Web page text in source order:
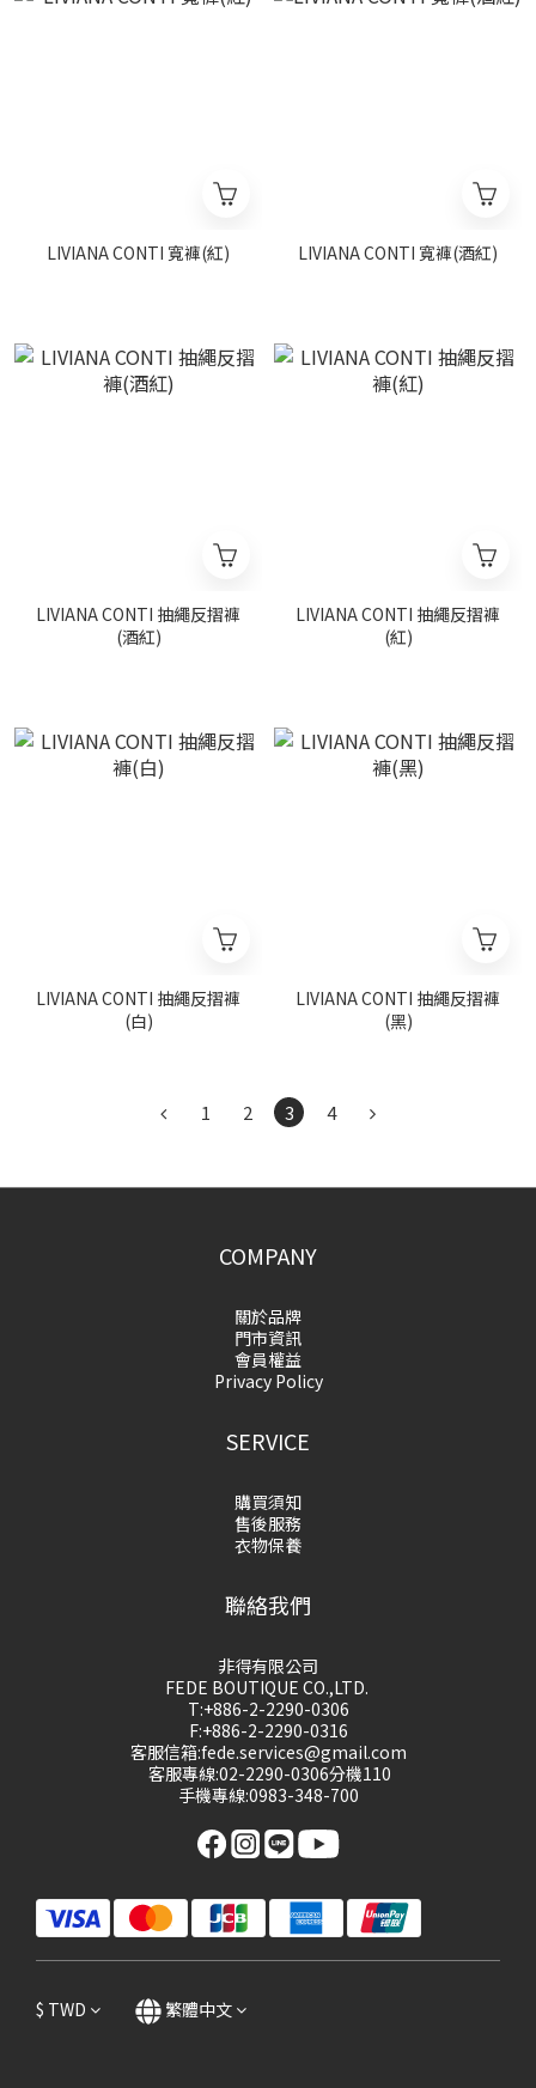
LIVIANA CONTI 寬褲(紅) LIVIANA CONTI 寬褲(酒紅)
LIVIANA CONTI 抽繩反摺褲
(酒紅)
LIVIANA CONTI 抽繩反摺褲
(紅)
LIVIANA CONTI 抽繩反摺褲
(白)
LIVIANA CONTI 抽繩反摺褲
(黑)
1 2 3 4
COMPANY
關於品牌
門市資訊
會員權益
Privacy Policy
SERVICE
購買須知
售後服務
衣物保養
聯絡我們
非得有限公司
FEDE BOUTIQUE CO.,LTD.
T:+886-2-2290-0306
F:+886-2-2290-0316
客服信箱:fede.services@gmail.com
客服專線:02-2290-0306分機110
手機專線:0983-348-700
$ TWD 繁體中文